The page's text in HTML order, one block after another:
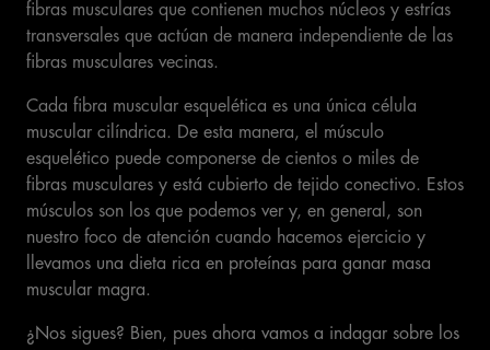
fibras musculares que contienen muchos núcleos y estrías
transversales que actúan de manera independiente de las
fibras musculares vecinas.
Cada fibra muscular esquelética es una única célula
muscular cilíndrica. De esta manera, el músculo
esquelético puede componerse de cientos o miles de
fibras musculares y está cubierto de tejido conectivo. Estos
músculos son los que podemos ver y, en general, son
nuestro foco de atención cuando hacemos ejercicio y
llevamos una dieta rica en proteínas para ganar masa
muscular magra.
¿Nos sigues? Bien, pues ahora vamos a indagar sobre los